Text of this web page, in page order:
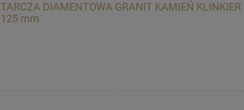
TARCZA DIAMENTOWA GRANIT KAMIEŃ KLINKIER
125 mm